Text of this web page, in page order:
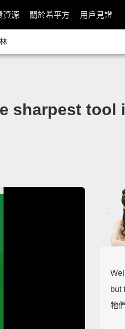
資源 關於希平方 用戶見證
sharpest
but
牠